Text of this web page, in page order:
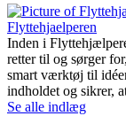
Flyttehjaelperen
Inden i
retter til og sørger
smart værktøj til
indholdet og sikrer,
Se alle indlæg